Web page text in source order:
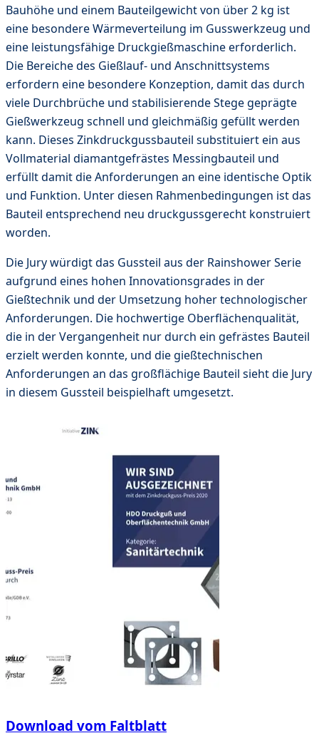
Bauhöhe und einem Bauteilgewicht von über 2 kg ist
eine besondere Wärmeverteilung im Gusswerkzeug und
eine leistungsfähige Druckgießmaschine erforderlich.
Die Bereiche des Gießlauf- und Anschnittsystems
erfordern eine besondere Konzeption, damit das durch
viele Durchbrüche und stabilisierende Stege geprägte
Gießwerkzeug schnell und gleichmäßig gefüllt werden
kann. Dieses Zinkdruckgussbauteil substituiert ein aus
Vollmaterial diamantgefrästes Messingbauteil und
erfüllt damit die Anforderungen an eine identische Optik
und Funktion. Unter diesen Rahmenbedingungen ist das
Bauteil entsprechend neu druckgussgerecht konstruiert
worden.
Die Jury würdigt das Gussteil aus der Rainshower Serie
aufgrund eines hohen Innovationsgrades in der
Gießtechnik und der Umsetzung hoher technologischer
Anforderungen. Die hochwertige Oberflächenqualität,
die in der Vergangenheit nur durch ein gefrästes Bauteil
erzielt werden konnte, und die gießtechnischen
Anforderungen an das großflächige Bauteil sieht die Jury
in diesem Gussteil beispielhaft umgesetzt.
Download vom Faltblatt